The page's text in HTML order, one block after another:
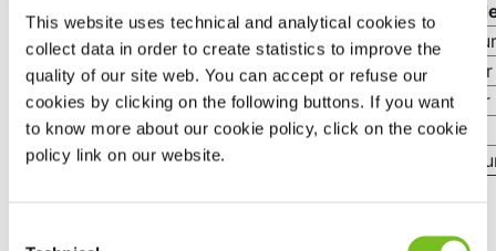
This website uses technical and analytical cookies to
collect data in order to create statistics to improve the
quality of our site web. You can accept or refuse our
cookies by clicking on the following buttons. If you want
to know more about our cookie policy, click on the cookie
policy link on our website.
cilinder in uren
1
6,5 uur
33 uur
2
3,5 uur
17 uur
3
2 uur
11 uur
4
1,5 uur
8 uur
5
6,5